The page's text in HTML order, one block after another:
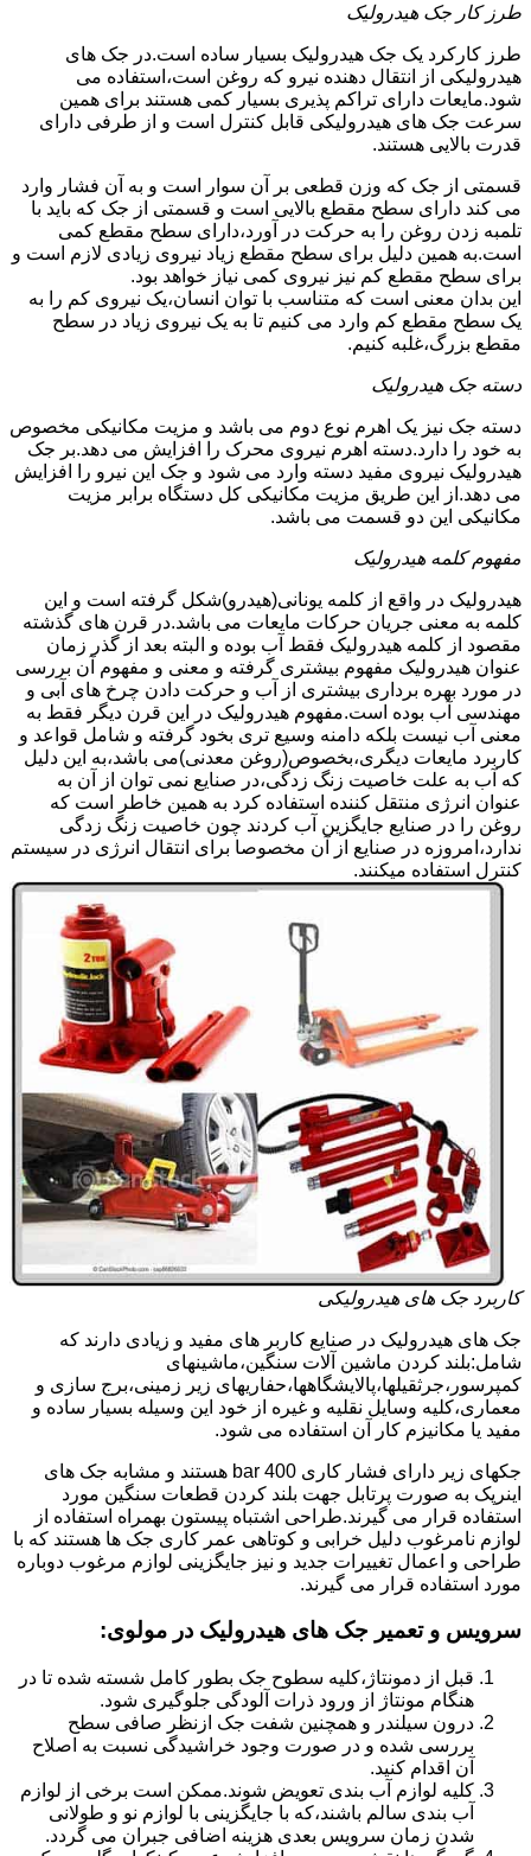
طرز کار جک هیدرولیک
طرز کارکرد یک جک هیدرولیک بسیار ساده است.در جک های
هیدرولیکی از انتقال دهنده نیرو که روغن است،استفاده می
شود.مایعات دارای تراکم پذیری بسیار کمی هستند برای همین
سرعت جک های هیدرولیکی قابل کنترل است و از طرفی دارای
قدرت بالایی هستند.
قسمتی از جک که وزن قطعی بر آن سوار است و به آن فشار وارد
می کند دارای سطح مقطع بالایی است و قسمتی از جک که باید با
تلمبه زدن روغن را به حرکت در آورد،دارای سطح مقطع کمی
است.به همین دلیل برای سطح مقطع زیاد نیروی زیادی لازم است و
برای سطح مقطع کم نیز نیروی کمی نیاز خواهد بود.
این بدان معنی است که متناسب با توان انسان،یک نیروی کم را به
یک سطح مقطع کم وارد می کنیم تا به یک نیروی زیاد در سطح
مقطع بزرگ،غلبه کنیم.
دسته جک هیدرولیک
دسته جک نیز یک اهرم نوع دوم می باشد و مزیت مکانیکی مخصوص
به خود را دارد.دسته اهرم نیروی محرک را افزایش می دهد.بر جک
هیدرولیک نیروی مفید دسته وارد می شود و جک این نیرو را افزایش
می دهد.از این طریق مزیت مکانیکی کل دستگاه برابر مزیت
مکانیکی این دو قسمت می باشد.
مفهوم کلمه هیدرولیک
هیدرولیک در واقع از کلمه یونانی(هیدرو)شکل گرفته است و این
کلمه به معنی جریان حرکات مایعات می باشد.در قرن های گذشته
مقصود از کلمه هیدرولیک فقط آب بوده و البته بعد از گذر زمان
عنوان هیدرولیک مفهوم بیشتری گرفته و معنی و مفهوم آن بررسی
در مورد بهره برداری بیشتری از آب و حرکت دادن چرخ های آبی و
مهندسی آب بوده است.مفهوم هیدرولیک در این قرن دیگر فقط به
معنی آب نیست بلکه دامنه وسیع تری بخود گرفته و شامل قواعد و
کاربرد مایعات دیگری،بخصوص(روغن معدنی)می باشد،به این دلیل
که آب به علت خاصیت زنگ زدگی،در صنایع نمی توان از آن به
عنوان انرژی منتقل کننده استفاده کرد به همین خاطر است که
روغن را در صنایع جایگزین آب کردند چون خاصیت زنگ زدگی
ندارد،امروزه در صنایع از آن مخصوصا برای انتقال انرژی در سیستم
کنترل استفاده میکنند.
کاربرد جک های هیدرولیکی
جک های هیدرولیک در صنایع کاربر های مفید و زیادی دارند که
شامل:بلند کردن ماشین آلات سنگین،ماشینهای
کمپرسور،جرثقیلها،پالایشگاهها،حفاریهای زیر زمینی،برج سازی و
معماری،کلیه وسایل نقلیه و غیره از خود این وسیله بسیار ساده و
مفید یا مکانیزم کار آن استفاده می شود.
جکهای زیر دارای فشار کاری 400 bar هستند و مشابه جک های
اینرپک به صورت پرتابل جهت بلند کردن قطعات سنگین مورد
استفاده قرار می گیرند.طراحی اشتباه پیستون بهمراه استفاده از
لوازم نامرغوب دلیل خرابی و کوتاهی عمر کاری جک ها هستند که با
طراحی و اعمال تغییرات جدید و نیز جایگزینی لوازم مرغوب دوباره
مورد استفاده قرار می گیرند.
سرویس و تعمیر جک های هیدرولیک در مولوی:
قبل از دمونتاژ،کلیه سطوح جک بطور کامل شسته شده تا در
هنگام مونتاژ از ورود ذرات آلودگی جلوگیری شود.
درون سیلندر و همچنین شفت جک ازنظر صافی سطح
بررسی شده و در صورت وجود خراشیدگی نسبت به اصلاح
آن اقدام کنید.
کلیه لوازم آب بندی تعویض شوند.ممکن است برخی از لوازم
آب بندی سالم باشند،که با جایگزینی با لوازم نو و طولانی
شدن زمان سرویس بعدی هزینه اضافی جبران می گردد.